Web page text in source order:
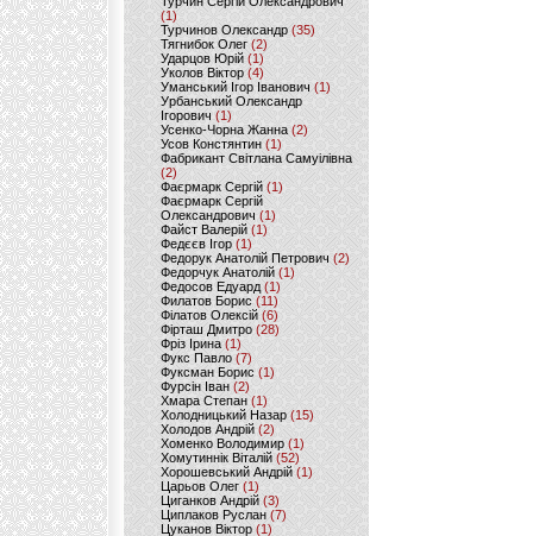
(1)
Турчинов Олександр(35)
Тягнибок Олег (2)
Ударцов Юрій (1)
Уколов Віктор(4)
Уманський Ігор Іванович(1)
Урбанський Олександр
Ігорович (1)
Усенко-Чорна Жанна (2)
Усов Констянтин(1)
Фабрикант Світлана Самуілівна
(2)
Фаєрмарк Сергій(1)
Фаєрмарк Сергій
Олександрович (1)
Файст Валерій(1)
Федєєв Ігор (1)
Федорук Анатолій Петрович (2)
Федорчук Анатолій (1)
Федосов Едуард (1)
Филатов Борис (11)
Філатов Олексій (6)
Фірташ Дмитро (28)
Фріз Ірина (1)
Фукс Павло (7)
Фуксман Борис (1)
Фурсін Іван (2)
Хмара Степан(1)
Холодницький Назар(15)
Холодов Андрій (2)
Хоменко Володимир (1)
Хомутиннік Віталій (52)
Хорошевський Андрій (1)
Царьов Олег (1)
Циганков Андрій (3)
Циплаков Руслан(7)
Цуканов Віктор (1)